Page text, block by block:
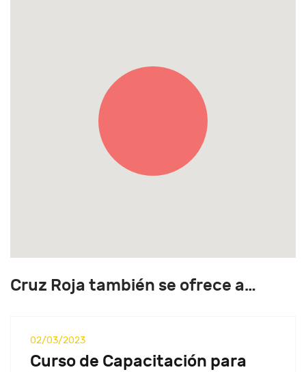
Cruz Roja también se ofrece a…
02/03/2023
Curso de Capacitación para